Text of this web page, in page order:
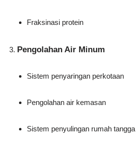
Fraksinasi protein
Pengolahan Air Minum
Sistem penyaringan perkotaan
Pengolahan air kemasan
Sistem penyulingan rumah tangga